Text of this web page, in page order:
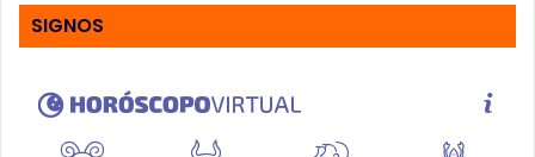
SIGNOS